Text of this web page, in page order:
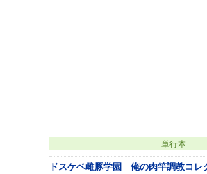
単行本
ドスケベ雌豚学園 俺の肉竿調教コレ